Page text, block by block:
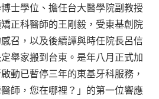
士學位、擔任台大醫學院副教授
正科醫師的王剛毅，受東基創院
召，以及後續譚與時任院長呂信
舉家搬到台東。是年八月正式加
動已暫停三年的東基牙科服務，
師，您在哪裡？」的第一位響應